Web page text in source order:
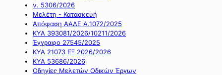
ν. 5306/2026
Μελέτη - Κατασκευή
Απόφαση ΑΑΔΕ Α.1072/2025
ΚΥΑ 393081/2026/10211/2026
Έγγραφο 27545/2025
ΚΥΑ 21073 ΕΞ 2026/2026
ΚΥΑ 53686/2026
Οδηγίες Μελετών Οδικών Έργων